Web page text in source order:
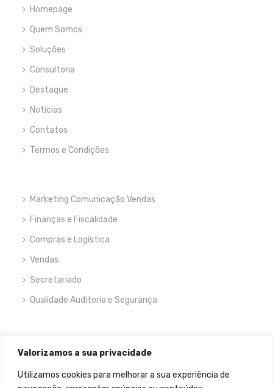
Valorizamos a sua privacidade
Utilizamos cookies para melhorar a sua experiência de
Homepage
Quem Somos
Soluções
Consultoria
Destaque
Notícias
Contatos
Termos e Condições
Marketing Comunicação Vendas
Finanças e Fiscalidade
Compras e Logística
Vendas
Secretariado
Qualidade Auditoria e Segurança